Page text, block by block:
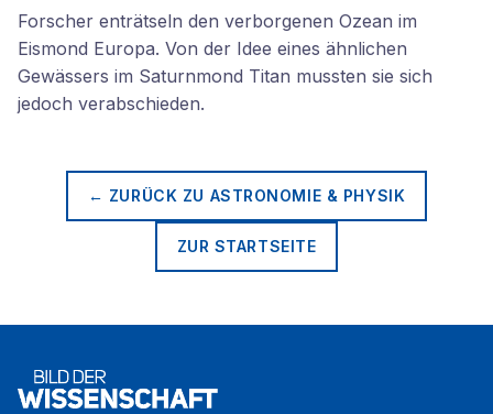
Forscher enträtseln den verborgenen Ozean im
Eismond Europa. Von der Idee eines ähnlichen
Gewässers im Saturnmond Titan mussten sie sich
jedoch verabschieden.
← ZURÜCK ZU ASTRONOMIE & PHYSIK
ZUR STARTSEITE